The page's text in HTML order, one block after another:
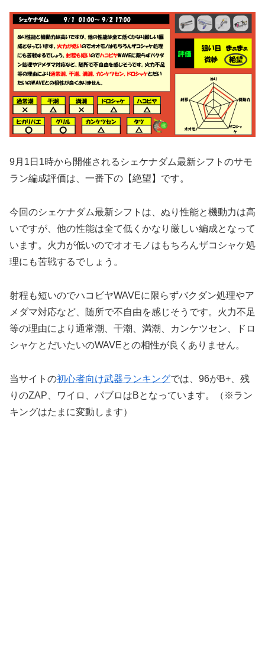
9月1日1時から開催されるシェケナダム最新シフトのサモ
ラン編成評価は、一番下の【絶望】です。
今回のシェケナダム最新シフトは、ぬり性能と機動力は高
いですが、他の性能は全て低くかなり厳しい編成となって
います。火力が低いのでオオモノはもちろんザコシャケ処
理にも苦戦するでしょう。
射程も短いのでハコビヤWAVEに限らずバクダン処理やア
メダマ対応など、随所で不自由を感じそうです。火力不足
等の理由により通常潮、干潮、満潮、カンケツセン、ドロ
シャケとだいたいのWAVEとの相性が良くありません。
当サイトの初心者向け武器ランキングでは、96がB+、残
りのZAP、ワイロ、パブロはBとなっています。（※ラン
キングはたまに変動します）